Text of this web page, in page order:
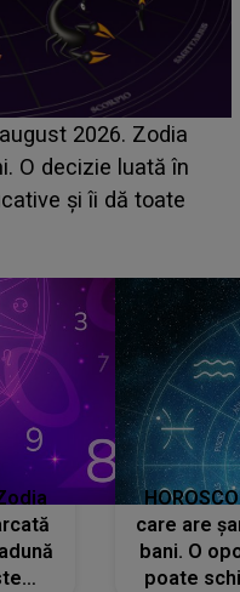
ASCUNS până
din Casa Iubirii
despre mama
te iubesc pentru
care are
bani. O
poate